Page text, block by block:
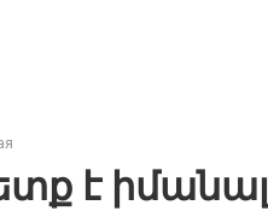
է իմանալ